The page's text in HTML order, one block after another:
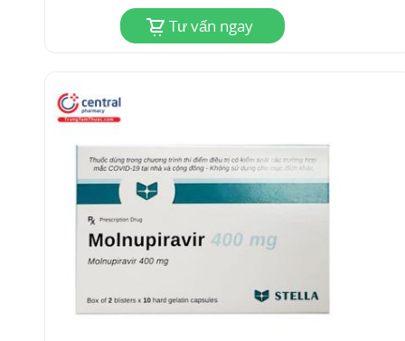
được đáng mong đợi như sau:
Nguy cơ nhập viện đã giảm đến 50% khi
phải nhập viện và 7,3% bệnh nhân uống
Molnupiravir phải nhập viện.
Không có bệnh nhân nào dùng Molnupiravir
bị tử vong trong khi đó 8 người dùng giả
dược tử vong. (n( Chuyên viên của Merck
(Ngày đăng 25 tháng 10 năm 2021).
and Ridgeback Announce Initiation of a
Rolling Review by the European Medicines
Agency for Molnupiravir, an Investigational
Tư vấn ngay